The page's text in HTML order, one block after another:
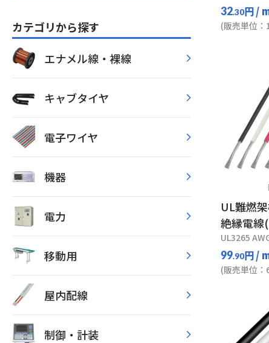
カテゴリから探す
エナメル線・裸線
キャブタイヤ
電子ワイヤ
機器
電力
移動用
屋内配線
制御・計装
32.30円/
(販売単位：
UL難燃
絶縁電線
UL3265
99.90円/
(販売単位：